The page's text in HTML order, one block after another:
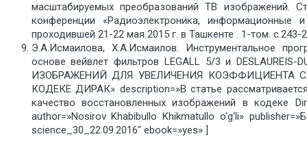
масштабируемых преобразований ТВ изображений.
конференции «Радиоэлектроника, информационные
проходившей 21-22 мая 2015 г. в Ташкенте . 1-том. с.243-
Э.А.Исмаилова, Х.А.Исмаилов. Инструментальное
основе вейвлет фильтров LEGALL 5/3 и
ИЗОБРАЖЕНИЙ ДЛЯ УВЕЛИЧЕНИЯ КОЭФФИЦИЕНТА
КОДЕКЕ ДИРАК» description=»В статье
качество восстановленных изображений в кодеке
author=»Nosirov Khabibullo Khikmatullo o‘g‘li»
science_30_22.09.2016″ ebook=»yes» ]